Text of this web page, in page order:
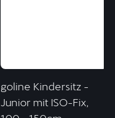
goline Kindersitz -
Junior mit ISO-Fix,